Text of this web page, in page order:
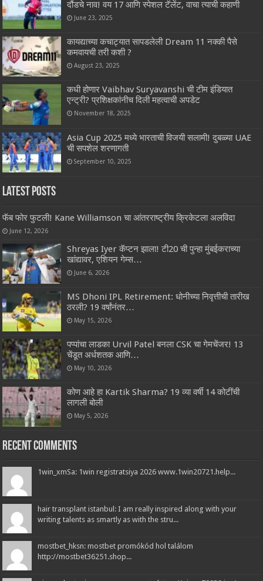
दौंडचे नाव! वय 17 आणि स्पेशल टॅलेंट, वाचा त्याची कहाणी
June 23, 2025
कायद्याच्या कचाट्यात सापडलेली Dream 11 नक्की पैसे
कमवायची तरी कशी ?
August 23, 2025
कधी होणार‌ Vaibhav Suryavanshi ची टीम इंडियात
एन्ट्री? प्रशिक्षकांनीच दिली महत्वाची अपडेट
November 18, 2025
Asia Cup 2025 मध्ये भारताची विजयी सलामी! दुबळ्या UAE
ची सपशेल शरणागती
September 10, 2025
Latest Posts
फॅब फोर फुटली! Kane Williamson चा आंतरराष्ट्रीय क्रिकेटला अलविदा
June 12, 2026
Shreyas Iyer कॅप्टन झाला! टी20 ची पुन्हा मुंबईकराच्या
खांद्यावर, एशियन गेम्स…
June 6, 2026
MS Dhoni IPL Retirement: धोनीच्या निवृत्तीची तारीख
ठरली? 19 वर्षांनंतर…
May 15, 2026
पप्पांचा लाडका Urvil Patel बनला CSK चा गेमचेंजर! 13
चेंडूत अर्धशतक आणि…
May 10, 2026
कोण आहे हा Kartik Sharma? 19 व्या वर्षी 14 कोटींची
लागली बोली
May 5, 2026
Recent Comments
1win_xmSa: 1win registratsiya 2026 www.1win20721.help...
hair transplant istanbul: I am really inspired along with your
writing talents as smartly as with the stru...
mostbet_hksn: mostbet promókód hol találom
http://mostbet36251.shop...